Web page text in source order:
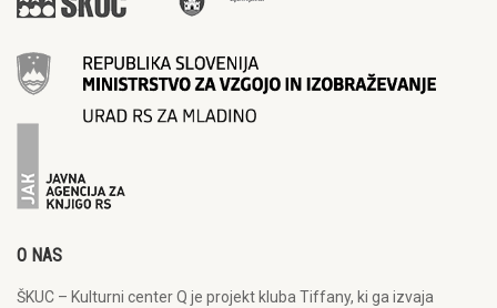
O NAS
ŠKUC – Kulturni center Q je projekt kluba Tiffany, ki ga izvaja